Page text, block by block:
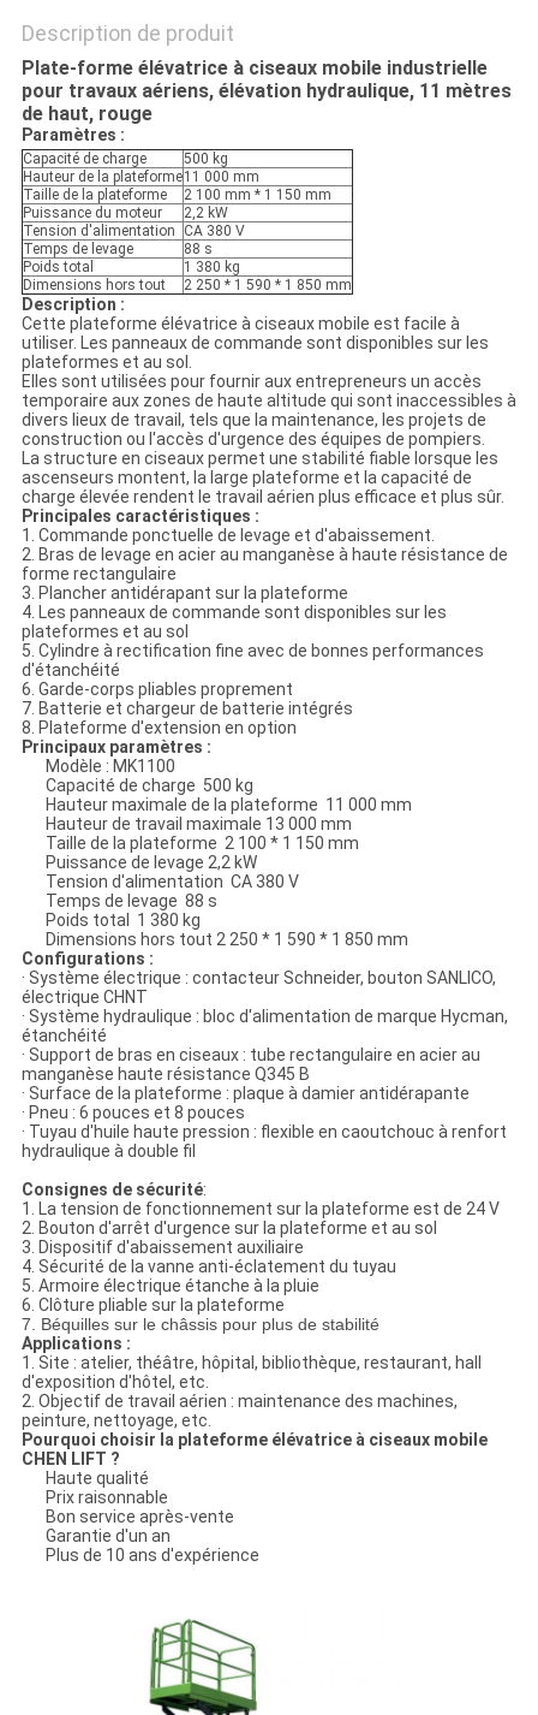
Description de produit
Plate-forme élévatrice à ciseaux mobile industrielle
pour travaux aériens, élévation hydraulique, 11 mètres
de haut, rouge
Paramètres :
Capacité de charge
500 kg
Hauteur de la plateforme11 000 mm
Taille de la plateforme
2 100 mm * 1 150 mm
Puissance du moteur
2,2 kW
Tension d'alimentation
CA 380 V
Temps de levage
88 s
Poids total
1 380 kg
Dimensions hors tout
2 250 * 1 590 * 1 850 mm
Description :
Cette plateforme élévatrice à ciseaux mobile est facile à
utiliser. Les panneaux de commande sont disponibles sur les
plateformes et au sol.
Elles sont utilisées pour fournir aux entrepreneurs un accès
temporaire aux zones de haute altitude qui sont inaccessibles à
divers lieux de travail, tels que la maintenance, les projets de
construction ou l'accès d'urgence des équipes de pompiers.
La structure en ciseaux permet une stabilité fiable lorsque les
ascenseurs montent, la large plateforme et la capacité de
charge élevée rendent le travail aérien plus efficace et plus sûr.
Principales caractéristiques :
1. Commande ponctuelle de levage et d'abaissement.
2. Bras de levage en acier au manganèse à haute résistance de
forme rectangulaire
3. Plancher antidérapant sur la plateforme
4. Les panneaux de commande sont disponibles sur les
plateformes et au sol
5. Cylindre à rectification fine avec de bonnes performances
d'étanchéité
6. Garde-corps pliables proprement
7. Batterie et chargeur de batterie intégrés
8. Plateforme d'extension en option
Principaux paramètres :
Modèle : MK1100
Capacité de charge 500 kg
Hauteur maximale de la plateforme 11 000 mm
Hauteur de travail maximale 13 000 mm
Taille de la plateforme 2 100 * 1 150 mm
Puissance de levage 2,2 kW
Tension d'alimentation CA 380 V
Temps de levage 88 s
Poids total 1 380 kg
Dimensions hors tout 2 250 * 1 590 * 1 850 mm
Configurations :
· Système électrique : contacteur Schneider, bouton SANLICO,
électrique CHNT
· Système hydraulique : bloc d'alimentation de marque Hycman,
étanchéité
· Support de bras en ciseaux : tube rectangulaire en acier au
manganèse haute résistance Q345 B
· Surface de la plateforme : plaque à damier antidérapante
· Pneu : 6 pouces et 8 pouces
· Tuyau d'huile haute pression : flexible en caoutchouc à renfort
hydraulique à double fil
Consignes de sécurité​:
1. La tension de fonctionnement sur la plateforme est de 24 V
2. Bouton d'arrêt d'urgence sur la plateforme et au sol
3. Dispositif d'abaissement auxiliaire
4. Sécurité de la vanne anti-éclatement du tuyau
5. Armoire électrique étanche à la pluie
6. Clôture pliable sur la plateforme
7. Béquilles sur le châssis pour plus de stabilité​
Applications :
1. Site : atelier, théâtre, hôpital, bibliothèque, restaurant, hall
d'exposition d'hôtel, etc.
2. Objectif de travail aérien : maintenance des machines,
peinture, nettoyage, etc.
Pourquoi choisir la plateforme élévatrice à ciseaux mobile
CHEN LIFT ?
Haute qualité
Prix raisonnable
Bon service après-vente
Garantie d'un an
Plus de 10 ans d'expérience